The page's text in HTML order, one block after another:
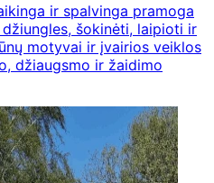
ir spalvinga pramoga
šokinėti, laipioti ir
motyvai ir įvairios veiklos
džiaugsmo ir žaidimo